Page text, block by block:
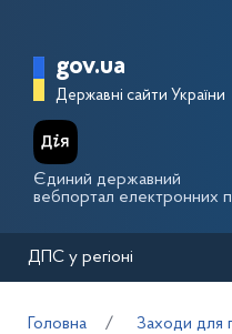
Головна
gov.ua
Державні сайти України
Єдиний державний
вебпортал електронних
ДПС у регіоні
Головна Заходи для